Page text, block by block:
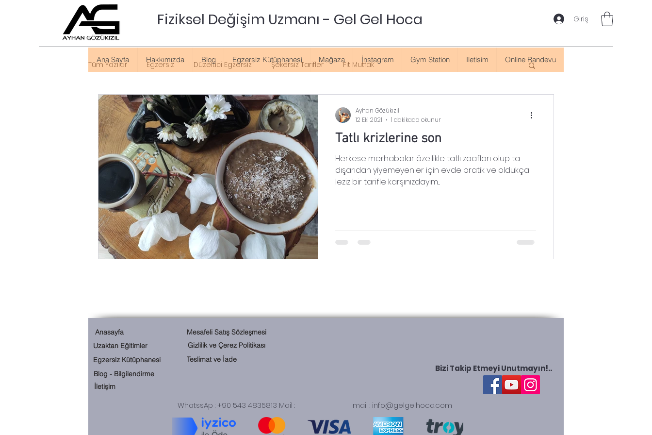
Fiziksel Değişim Uzmanı - Gel Gel Hoca Giriş
Ana Sayfa Hakkımızda Blog Egzersiz Kütüphanesi Mağaza İnstagram Gym Station Iletisim Online Randevu
Tüm Yazılar Egzersiz Düzeltici Egzersiz Şekersiz Tarifler Fit Mutfak
Tatlı krizlerine son
Herkese merhabalar özellikle tatlı zaafları olup ta
dışarıdan yiyemeyenler için evde pratik ve oldukça
leziz bir tarifle karşınızdayım....
Ayhan Gözükızıl
12 Eki 2021
1 dakikada okunur
Anasayfa
Uzaktan Eğitimler
Egzersiz Kütüphanesi
Blog - Bilgilendirme
İletişim
Mesafeli Satış Sözleşmesi
Gizlilik ve Çerez Politikası
Teslimat ve İade
Bizi Takip Etmeyi Unutmayın!..
WhatssAp : +90 543 4835813 Mail : mail : info@gelgelhoca.com